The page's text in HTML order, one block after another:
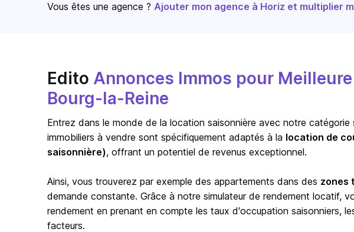
Vous êtes une agence ? Ajouter mon agence à Horiz et multiplier
Edito Annonces Immos pour
Bourg-la-Reine
Entrez dans le monde de la location saisonnière avec notre catégorie
immobiliers à vendre sont spécifiquement adaptés à la location de
saisonnière), offrant un potentiel de revenus exceptionnel.
Ainsi, vous trouverez par exemple des appartements dans des zones
demande constante. Grâce à notre simulateur de rendement locatif,
rendement en prenant en compte les taux d'occupation saisonniers,
facteurs.